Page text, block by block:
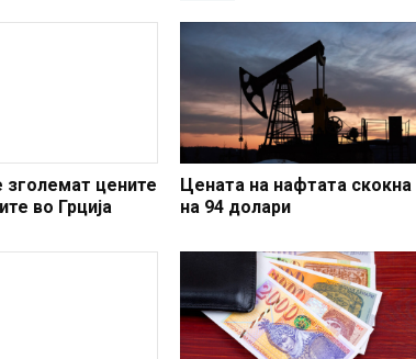
цените
во Грција
Цената на нафтата скокна
на 94 долари